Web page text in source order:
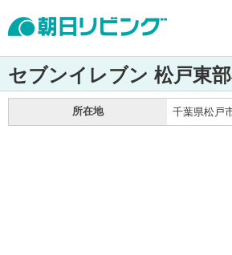
セブンイレブン 松戸東
所在地 千葉県松戸